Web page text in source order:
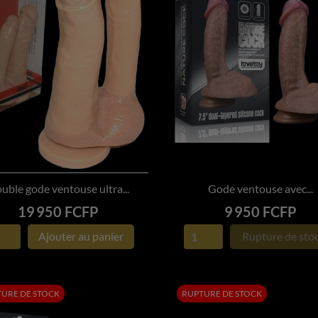
 APERÇU RAPIDE
gode ventouse ultra...
Prix
19 950 FCFP
Ajouter au panier
APERÇU RAPIDE
Gode ventouse avec...
Prix
9 950 FCFP
Rupture de
DE STOCK RUPTURE DE STOCK